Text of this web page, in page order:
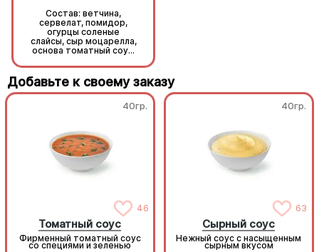
Состав: ветчина,
сервелат, помидор,
огурцы соленые
слайсы, сыр моцарелла,
основа томатный соус,
Добавьте к своему заказу
40гр.
46
Томатный соус
Фирменный томатный соус
со специями и зеленью
40гр.
63
Сырный соус
Нежный соус с насыщенным
сырным вкусом